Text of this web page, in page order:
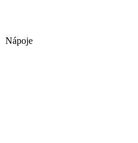
Nápoje